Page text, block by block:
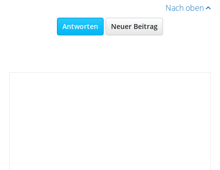
Nach oben
Antworten Neuer Beitrag